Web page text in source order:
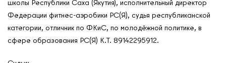
школы Республики Саха (Якутия), исполнительный директор
Федерации фитнес-аэробики РС(Я), судья республиканской
категории, отличник по ФКиС, по молодёжной политике, в
сфере образования РС(Я) К.Т. 89142295912.